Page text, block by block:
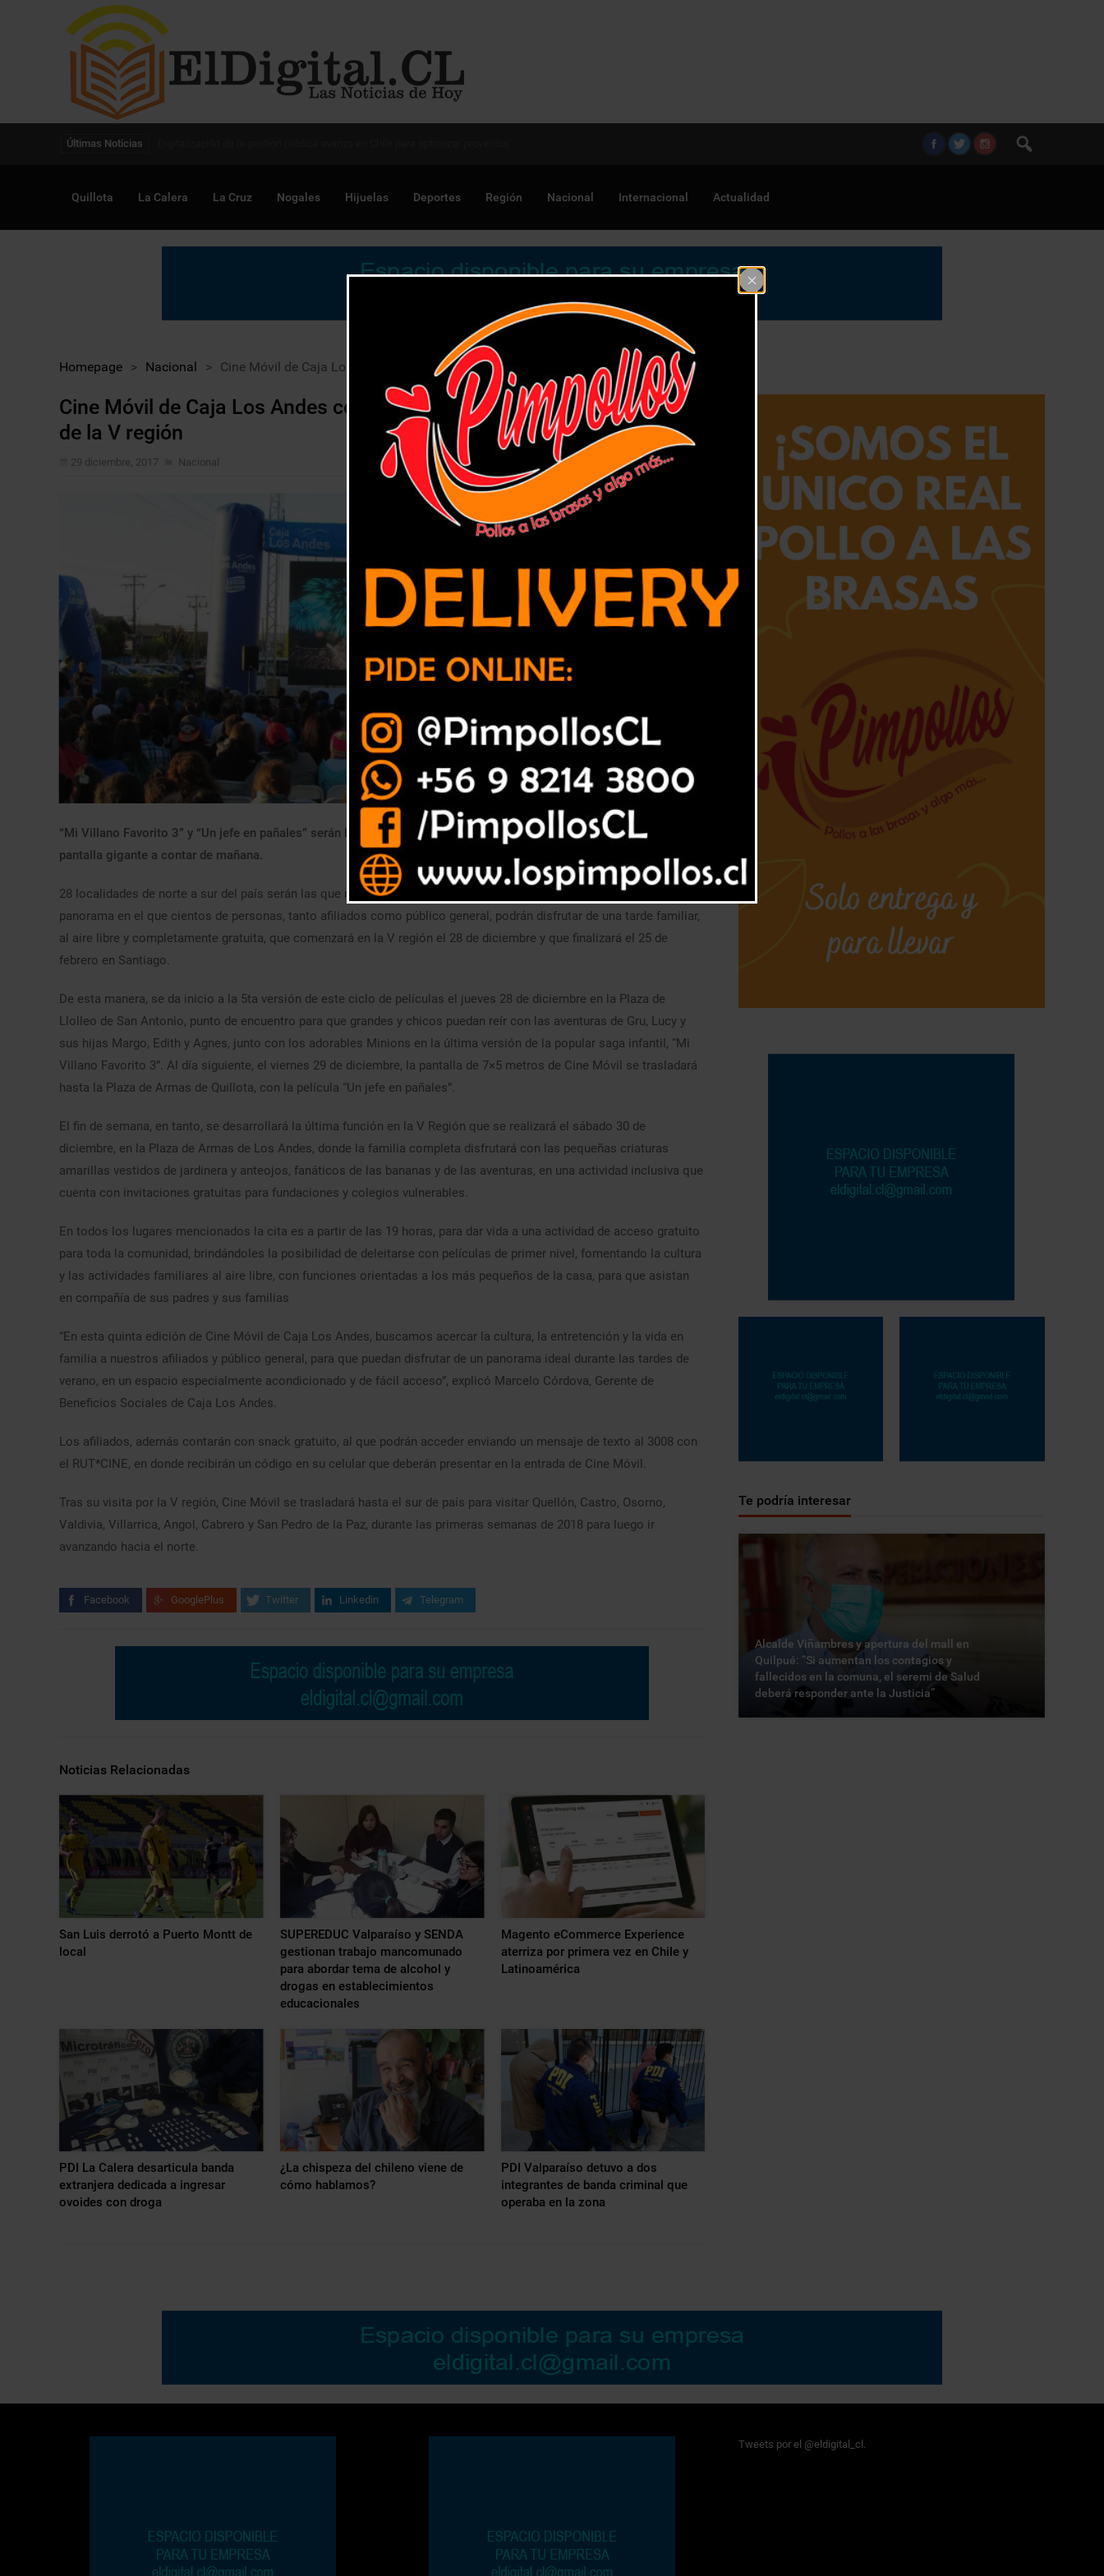
Últimas Noticias
Quillota La Calera La Cruz Nogales Hijuelas Deportes Región Nacional Internacional Actualidad
Homepage > Nacional > Cine Móvil de Caja Los Andes comienza su gira 2018 en tres comunas de la V región
Cine Móvil de Caja Los Andes comienza su gira 2018 en tres comunas
de la V región
29 diciembre, 2017 Nacional
“Mi Villano Favorito 3” y “Un jefe en pañales” serán las películas que cientos de personas podrán disfrutar en
pantalla gigante a contar de mañana.
28 localidades de norte a sur del país serán las que recorrerá la nueva versión de Cine Móvil de Caja Los Andes,
panorama en el que cientos de personas, tanto afiliados como público general, podrán disfrutar de una tarde familiar,
al aire libre y completamente gratuita, que comenzará en la V región el 28 de diciembre y que finalizará el 25 de
febrero en Santiago.
De esta manera, se da inicio a la 5ta versión de este ciclo de películas el jueves 28 de diciembre en la Plaza de
Llolleo de San Antonio, punto de encuentro para que grandes y chicos puedan reír con las aventuras de Gru, Lucy y
sus hijas Margo, Edith y Agnes, junto con los adorables Minions en la última versión de la popular saga infantil, “Mi
Villano Favorito 3”. Al día siguiente, el viernes 29 de diciembre, la pantalla de 7×5 metros de Cine Móvil se trasladará
hasta la Plaza de Armas de Quillota, con la película “Un jefe en pañales”.
El fin de semana, en tanto, se desarrollará la última función en la V Región que se realizará el sábado 30 de
diciembre, en la Plaza de Armas de Los Andes, donde la familia completa disfrutará con las pequeñas criaturas
amarillas vestidos de jardinera y anteojos, fanáticos de las bananas y de las aventuras, en una actividad inclusiva que
cuenta con invitaciones gratuitas para fundaciones y colegios vulnerables.
En todos los lugares mencionados la cita es a partir de las 19 horas, para dar vida a una actividad de acceso gratuito
para toda la comunidad, brindándoles la posibilidad de deleitarse con películas de primer nivel, fomentando la cultura
y las actividades familiares al aire libre, con funciones orientadas a los más pequeños de la casa, para que asistan
en compañía de sus padres y sus familias
“En esta quinta edición de Cine Móvil de Caja Los Andes, buscamos acercar la cultura, la entretención y la vida en
familia a nuestros afiliados y público general, para que puedan disfrutar de un panorama ideal durante las tardes de
verano, en un espacio especialmente acondicionado y de fácil acceso”, explicó Marcelo Córdova, Gerente de
Beneficios Sociales de Caja Los Andes.
Los afiliados, además contarán con snack gratuito, al que podrán acceder enviando un mensaje de texto al 3008 con
el RUT*CINE, en donde recibirán un código en su celular que deberán presentar en la entrada de Cine Móvil.
Tras su visita por la V región, Cine Móvil se trasladará hasta el sur de país para visitar Quellón, Castro, Osorno,
Valdivia, Villarrica, Angol, Cabrero y San Pedro de la Paz, durante las primeras semanas de 2018 para luego ir
avanzando hacia el norte.
Facebook GooglePlus Twitter Linkedin Telegram
Noticias Relacionadas
San Luis derrotó a Puerto Montt de
local
SUPEREDUC Valparaíso y SENDA
gestionan trabajo mancomunado
para abordar tema de alcohol y
drogas en establecimientos
educacionales
Magento eCommerce Experience
aterriza por primera vez en Chile y
Latinoamérica
PDI La Calera desarticula banda
extranjera dedicada a ingresar
ovoides con droga
¿La chispeza del chileno viene de
cómo hablamos?
PDI Valparaíso detuvo a dos
integrantes de banda criminal que
operaba en la zona
Te podría interesar
Alcalde Viñambres y apertura del mall en
Quilpué: “Si aumentan los contagios y
fallecidos en la comuna, el seremi de Salud
deberá responder ante la Justicia”
Tweets por el @eldigital_cl.